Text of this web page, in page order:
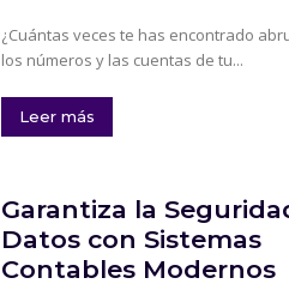
¿Cuántas veces te has encontrado
los números y las cuentas de tu...
Leer más
Garantiza la
Datos con Sistemas
Contables Modernos